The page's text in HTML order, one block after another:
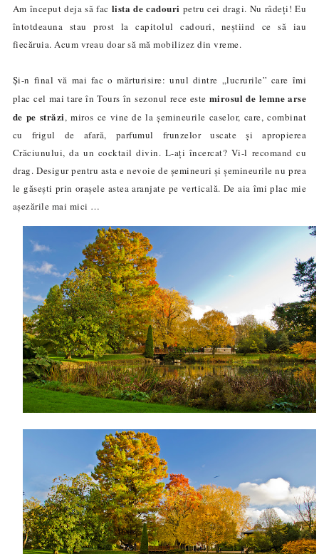
Am început deja să fac lista de cadouri petru cei dragi. Nu râdeți! Eu
întotdeauna stau prost la capitolul cadouri, neștiind ce să iau
fiecăruia. Acum vreau doar să mă mobilizez din vreme.
Și-n final vă mai fac o mărturisire: unul dintre „lucrurile” care îmi
plac cel mai tareîn Tours în sezonul rece este mirosul de lemne arse
de pe străzi, miros ce vine de la șemineurile caselor, care, combinat
cu frigul de afară, parfumul frunzelor uscate și apropierea
Crăciunului, da un cocktail divin. L-ați încercat? Vi-l recomand cu
drag. Desigur pentru asta e nevoie de șemineuri șișemineurile nu prea
le găsești prin orașele astea aranjate pe verticală. De aia îmi plac mie
așezările mai mici …